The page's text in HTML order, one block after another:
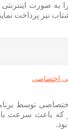
صورت اینترنتی و
نیز پرداخت نمایند.
اختصاصی
توسط
که باعث سرعت